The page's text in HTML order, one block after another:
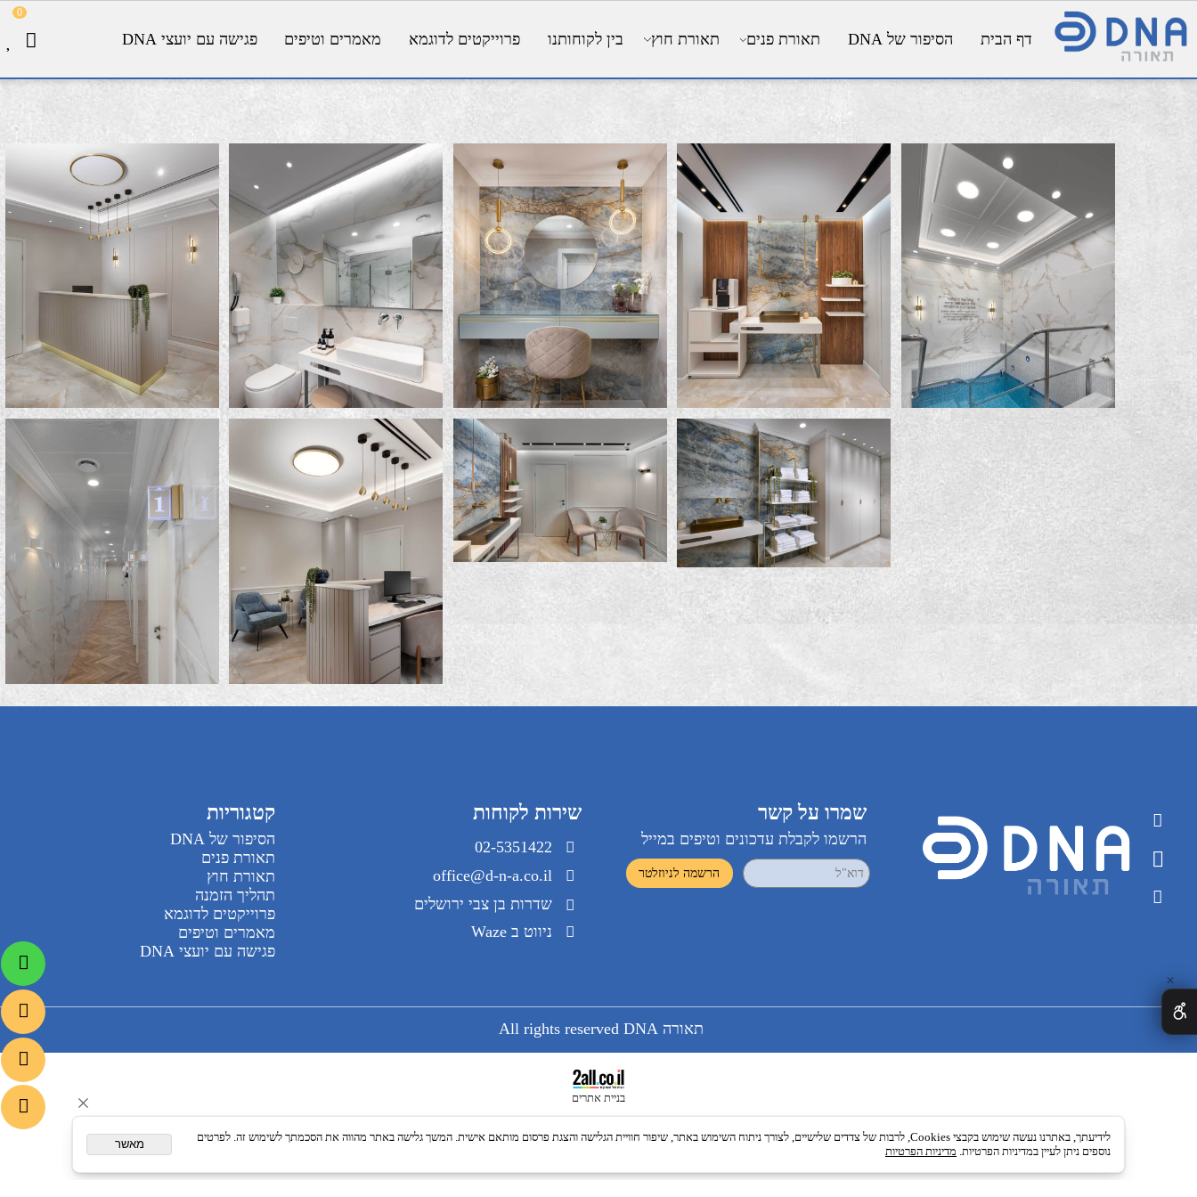
0
דף הבית הסיפור של DNA תאורת פנים תאורת חוץ בין לקוחותנו פרוייקטים לדוגמא מאמרים וטיפים פגישה עם יועצי DNA
שמרו על קשר
הרשמו לקבלת עדכונים וטיפים במייל
שירות לקוחות
02-5351422
office@d-n-a.co.il
שדרות בן צבי ירושלים
קטגוריות
הסיפור של DNA
תאורת פנים
תאורת חוץ
תהליך הזמנה
פרוייקטים לדוגמא
בניית אתרים